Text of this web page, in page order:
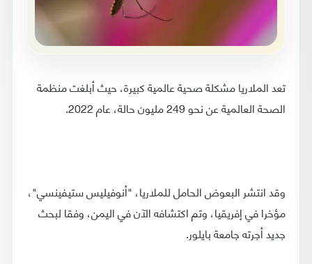
تعد الملاريا مشكلة صحية عالمية كبيرة، حيث أبلغت منظمة
الصحة العالمية عن نحو 249 مليون حالة، عام 2022.
وقد انتشر البعوض الحامل للملاريا، "أنوفيليس ستيفينسي"،
مؤخرا في إفريقيا، وتم اكتشافه الآن في اليمن، وفقا لبحث
جديد أجرته جامعة بايلور.